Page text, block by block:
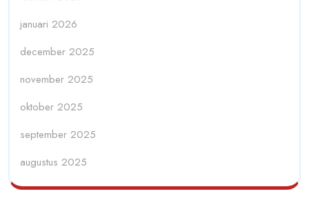
januari 2026
december 2025
november 2025
oktober 2025
september 2025
augustus 2025